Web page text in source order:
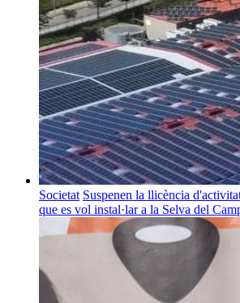
Societat Suspenen la llicència
que es vol instal·lar a la Selva del